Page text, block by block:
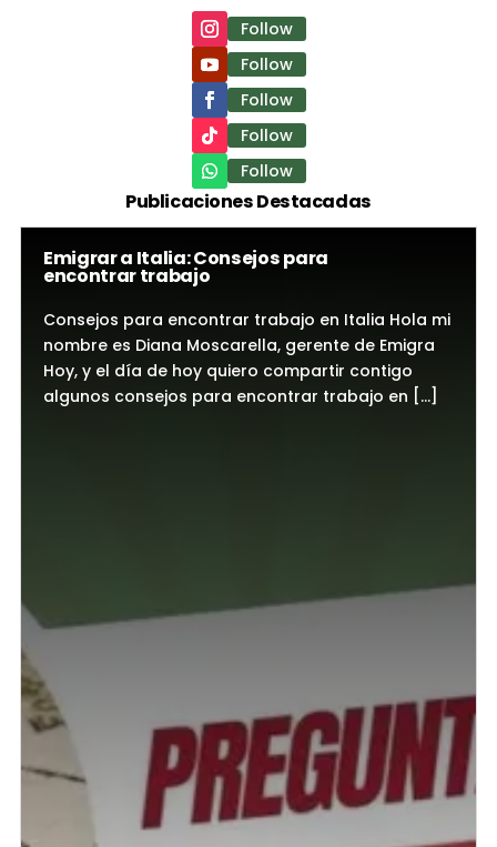
Follow
Follow
Follow
Follow
Follow
Publicaciones Destacadas
Emigrar a Italia: Consejos para
encontrar trabajo
Consejos para encontrar trabajo en Italia Hola mi
nombre es Diana Moscarella, gerente de Emigra
Hoy, y el día de hoy quiero compartir contigo
algunos consejos para encontrar trabajo en […]